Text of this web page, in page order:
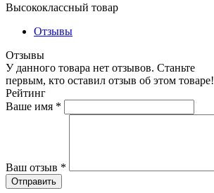
Высококлассный товар
Отзывы
Отзывы
У данного товара нет отзывов. Станьте
первым, кто оставил отзыв об этом товаре!
Рейтинг
Ваше имя *
Ваш отзыв *